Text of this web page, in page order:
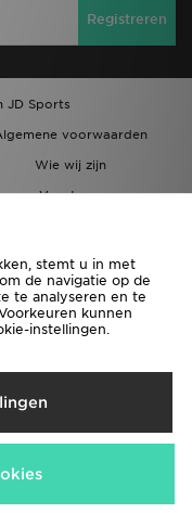
Registreren
JD Sports
voorwaarden
Wie wij zijn
Vacatures
stemt u in met
de navigatie op de
te analyseren en te
kunnen
instellingen.